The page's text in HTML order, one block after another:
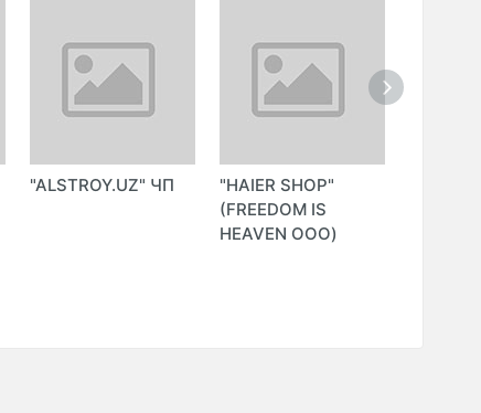
"ALSTROY.UZ" ЧП
"HAIER SHOP"
(FREEDOM IS
HEAVEN ООО)